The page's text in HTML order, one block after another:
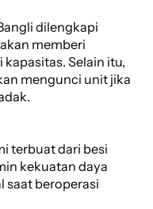
dilengkapi
memberi
Selain itu,
mengunci unit jika
terbuat dari besi
kekuatan daya
saat beroperasi